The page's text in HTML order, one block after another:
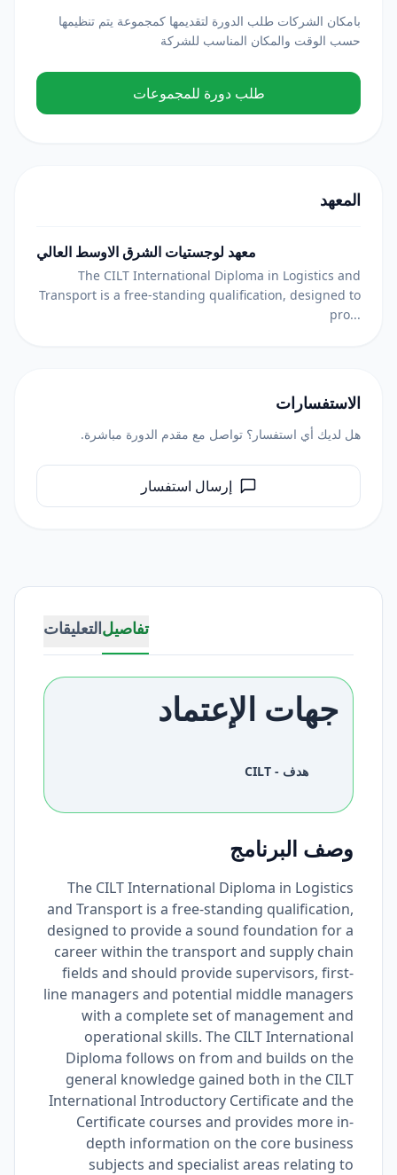
تفاصيلالتعليقات
جهات الإعتماد
هدف - CILT
وصف البرنامج
The CILT International Diploma in Logistics
and Transport is a free-standing qualification,
designed to provide a sound foundation for a
career within the transport and supply chain
fields and should provide supervisors, first-
line managers and potential middle managers
with a complete set of management and
operational skills. The CILT International
Diploma follows on from and builds on the
general knowledge gained both in the CILT
International Introductory Certificate and the
Certificate courses and provides more in-
depth information on the core business
subjects and specialist areas relating to
بامكان الشركات طلب الدورة لتقديمها كمجموعة يتم تنظيمها
حسب الوقت والمكان المناسب للشركة
طلب دورة للمجموعات
المعهد
معهد لوجستيات الشرق الاوسط العالي
The CILT International Diploma in Logistics and
Transport is a free-standing qualification, designed to
pro...
الاستفسارات
هل لديك أي استفسار؟ تواصل مع مقدم الدورة مباشرة.
إرسال استفسار